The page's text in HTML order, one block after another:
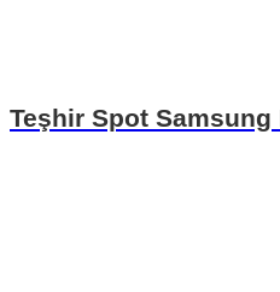
Teşhir Spot Samsung